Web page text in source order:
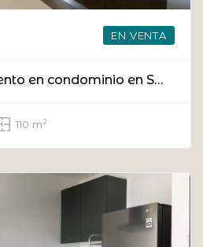
EN VENTA
Venta de apartamento en condominio en San Rafael Escazú
110 m2